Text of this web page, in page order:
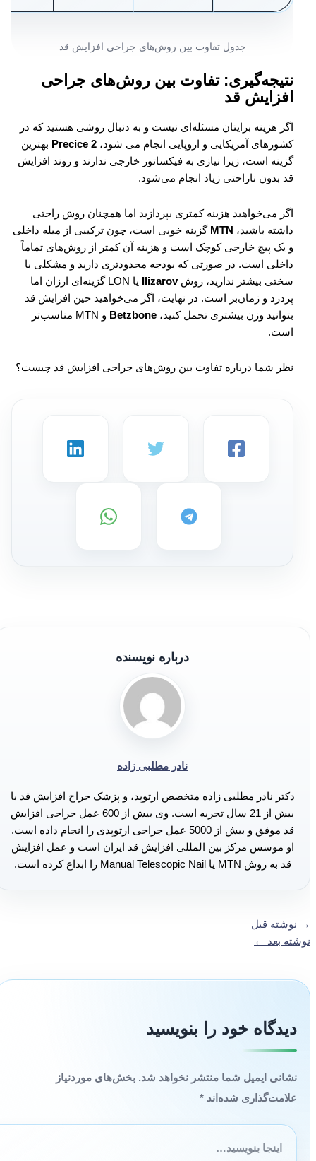
جدول تفاوت بین روش‌های جراحی افزایش قد
نتیجه‌گیری: تفاوت بین روش‌های جراحی
افزایش قد
اگر هزینه برایتان مسئله‌ای نیست و به دنبال روشی هستید که در
کشورهای آمریکایی و اروپایی انجام می شود،Precice 2 بهترین
گزینه‌ است، زیرا نیازی به فیکساتور خارجی ندارند و روند افزایش
قد بدون ناراحتی زیاد انجام می‌شود.
اگر می‌خواهید هزینه کمتری بپردازید اما همچنان روش راحتی
داشته باشید،MTNگزینه‌ خوبی است، چون ترکیبی از میله داخلی
و یک پیچ خارجی کوچک است و هزینه‌ آن کمتر از روش‌های تماماً
داخلی است. در صورتی که بودجه محدودتری دارید و مشکلی با
سختی بیشتر ندارید، روش Ilizarov
یا LON گزینه‌ای ارزان اما
پردرد و زمان‌بر است. در نهایت، اگر می‌خواهید حین افزایش قد
بتوانید وزن بیشتری تحمل کنید،Betzbone
و MTN مناسب‌تر
است.
نظر شما درباره تفاوت بین روش‌های جراحی افزایش قد چیست؟
درباره نویسنده
نادر مطلبی زاده
دکتر نادر مطلبی زاده متخصص ارتوپد، و پزشک جراح افزایش قد با
بیش از 21 سال تجربه است. وی بیش از 600 عمل جراحی افزایش
قد موفق و بیش از 5000 عمل جراحی ارتوپدی را انجام داده است.
او موسس مرکز بین المللی افزایش قد ایران است و عمل افزایش
قد به روش MTN یا Manual Telescopic Nail را ابداع کرده است.
→نوشته قبل
نوشته بعد←
دیدگاه‌ خود را بنویسید
نشانی ایمیل شما منتشر نخواهد شد. بخش‌های موردنیاز
علامت‌گذاری شده‌اند*
اینجا
بنویسید…